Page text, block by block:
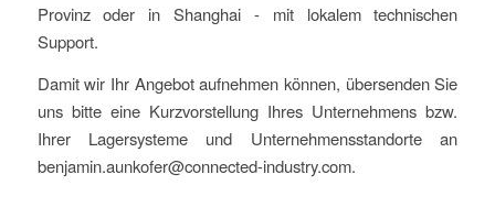
Provinz oder in Shanghai - mit lokalem technischen
Support.
Damit wir Ihr Angebot aufnehmen können, übersenden Sie
uns bitte eine Kurzvorstellung Ihres Unternehmens bzw.
Ihrer Lagersysteme und Unternehmensstandorte an
benjamin.aunkofer@connected-industry.com.